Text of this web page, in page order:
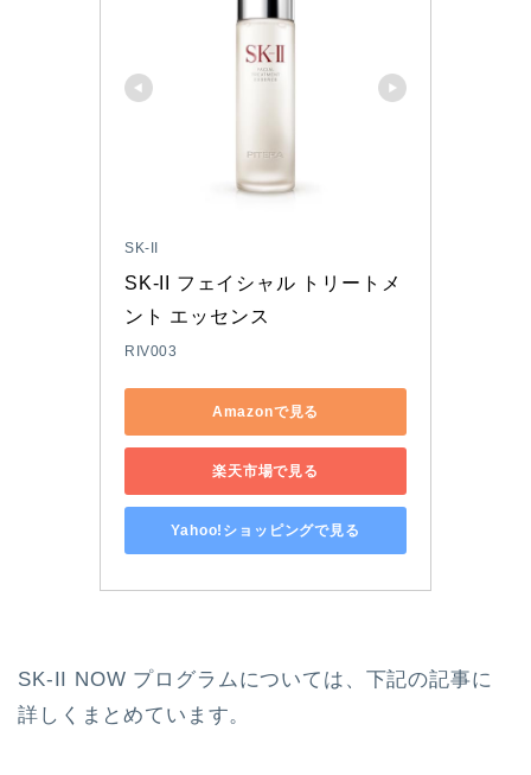
SK-II
SK-II フェイシャル トリートメ
ント エッセンス
RIV003
Amazonで見る
楽天市場で見る
Yahoo!ショッピングで見る
SK-II NOW プログラムについては、下記の記事に
詳しくまとめています。